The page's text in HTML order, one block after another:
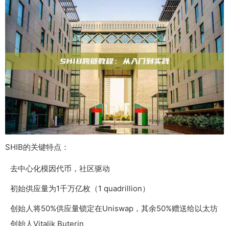
SHIB的关键特点：
去中心化模因代币，社区驱动
初始供应量为1千万亿枚（1 quadrillion）
创始人将50%供应量锁定在Uniswap，其余50%赠送给以太坊
创始人Vitalik Buterin